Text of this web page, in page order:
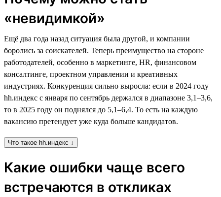
«невидимкой»
Ещё два года назад ситуация была другой, и компании
боролись за соискателей. Теперь преимущество на стороне
работодателей, особенно в маркетинге, HR, финансовом
консалтинге, проектном управлении и креативных
индустриях. Конкуренция сильно выросла: если в 2024 году
hh.индекс с января по сентябрь держался в диапазоне 3,1–3,6,
то в 2025 году он поднялся до 5,1–6,4. То есть на каждую
вакансию претендует уже куда больше кандидатов.
Что такое hh.индекс ↓
Какие ошибки чаще всего
встречаются в откликах